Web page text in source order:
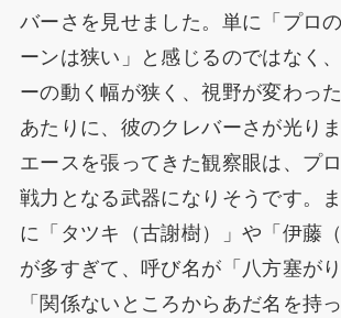
バーさを見せました。単に「プロ
ーンは狭い」と感じるのではなく
ーの動く幅が狭く、視野が変わっ
あたりに、彼のクレバーさが光り
エースを張ってきた観察眼は、プ
戦力となる武器になりそうです。
に「タツキ（古謝樹）」や「伊藤
が多すぎて、呼び名が「八方塞が
「関係ないところからあだ名を持